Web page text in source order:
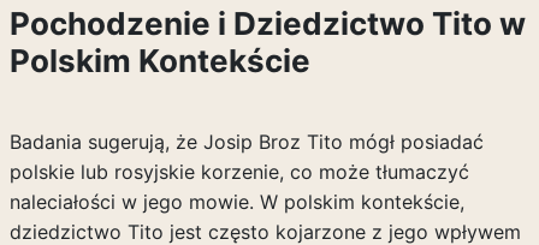
Pochodzenie i Dziedzictwo Tito w
Polskim Kontekście
Badania sugerują, że Josip Broz Tito mógł posiadać
polskie lub rosyjskie korzenie, co może tłumaczyć
naleciałości w jego mowie. W polskim kontekście,
dziedzictwo Tito jest często kojarzone z jego wpływem